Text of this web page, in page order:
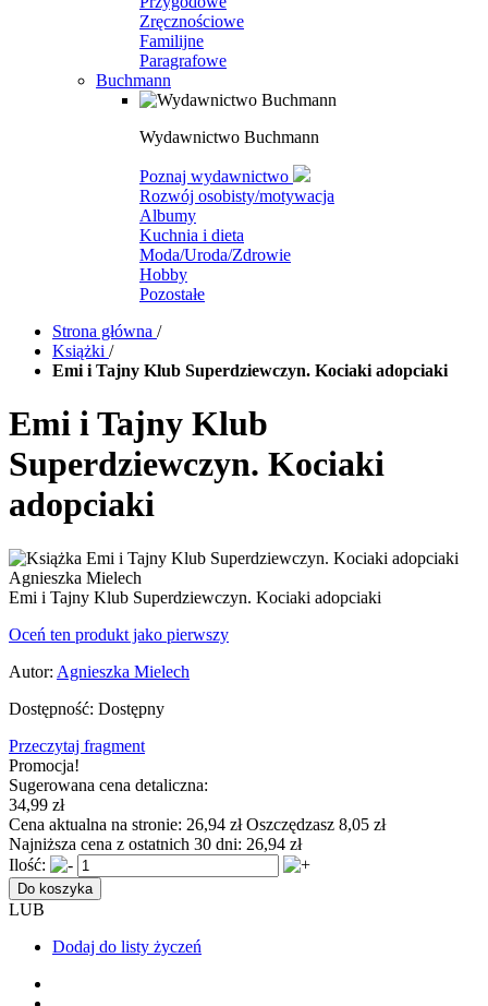
Zręcznościowe
Familijne
Paragrafowe
Buchmann
Wydawnictwo Buchmann
Poznaj wydawnictwo
Rozwój osobisty/motywacja
Albumy
Kuchnia i dieta
Moda/Uroda/Zdrowie
Hobby
Pozostałe
Strona główna /
Książki /
Emi i Tajny Klub Superdziewczyn. Kociaki adopciaki
Emi i Tajny Klub
Superdziewczyn. Kociaki
adopciaki
Emi i Tajny Klub Superdziewczyn. Kociaki adopciaki
Oceń ten produkt jako pierwszy
Autor: Agnieszka Mielech
Dostępność: Dostępny
Przeczytaj fragment
Promocja!
Sugerowana cena detaliczna:
34,99 zł
Cena aktualna na stronie: 26,94 złOszczędzasz 8,05 zł
Najniższa cena z ostatnich 30 dni: 26,94 zł
Ilość:
Do koszyka
LUB
Dodaj do listy życzeń